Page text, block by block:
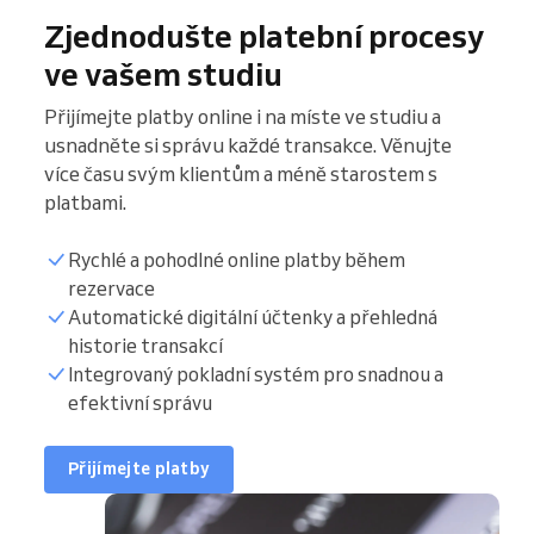
Zjednodušte platební procesy
ve vašem studiu
Přijímejte platby online i na míste ve studiu a
usnadněte si správu každé transakce. Věnujte
více času svým klientům a méně starostem s
platbami.
Rychlé a pohodlné online platby během
rezervace
Automatické digitální účtenky a přehledná
historie transakcí
Integrovaný pokladní systém pro snadnou a
efektivní správu
Přijímejte platby